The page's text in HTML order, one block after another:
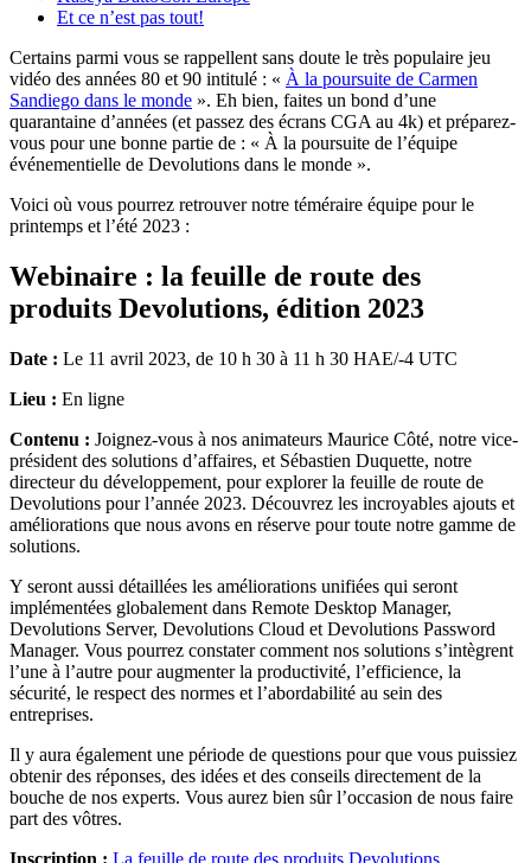
Et ce n’est pas tout!
Certains parmi vous se rappellent sans doute le très populaire jeu
vidéo des années 80 et 90 intitulé : « À la poursuite de Carmen
Sandiego dans le monde ». Eh bien, faites un bond d’une
quarantaine d’années (et passez des écrans CGA au 4k) et préparez-
vous pour une bonne partie de : « À la poursuite de l’équipe
événementielle de Devolutions dans le monde ».
Voici où vous pourrez retrouver notre téméraire équipe pour le
printemps et l’été 2023 :
Webinaire : la feuille de route des
produits Devolutions, édition 2023
Date : Le 11 avril 2023, de 10 h 30 à 11 h 30 HAE/-4 UTC
Lieu : En ligne
Contenu : Joignez-vous à nos animateurs Maurice Côté, notre vice-
président des solutions d’affaires, et Sébastien Duquette, notre
directeur du développement, pour explorer la feuille de route de
Devolutions pour l’année 2023. Découvrez les incroyables ajouts et
améliorations que nous avons en réserve pour toute notre gamme de
solutions.
Y seront aussi détaillées les améliorations unifiées qui seront
implémentées globalement dans Remote Desktop Manager,
Devolutions Server, Devolutions Cloud et Devolutions Password
Manager. Vous pourrez constater comment nos solutions s’intègrent
l’une à l’autre pour augmenter la productivité, l’efficience, la
sécurité, le respect des normes et l’abordabilité au sein des
entreprises.
Il y aura également une période de questions pour que vous puissiez
obtenir des réponses, des idées et des conseils directement de la
bouche de nos experts. Vous aurez bien sûr l’occasion de nous faire
part des vôtres.
Inscription : La feuille de route des produits Devolutions